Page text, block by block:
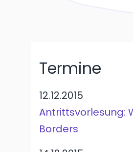
Termine
12.12.2015
Antrittsvorlesung:
Borders